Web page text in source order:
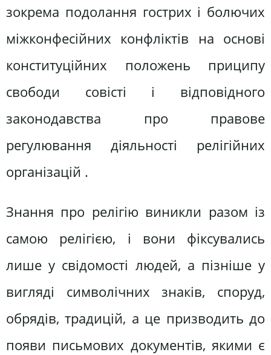
зокрема подолання гострих і болючих
міжконфесійних конфліктів на основі
конституційних положень приципу
свободи совісті і відповідного
законодавства про правове
регулювання діяльності релігійних
організацій .
Знання про релігію виникли разом із
самою релігією, і вони фіксувались
лише у свідомості людей, а пізніше у
вигляді символічних знаків, споруд,
обрядів, традицій, а це призводить до
появи письмових документів, якими є